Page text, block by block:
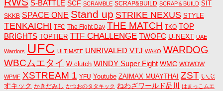
S-BATTLE SCF SCRAMBLE SCRAP&BUILD SCRAP＆BUILD SIT
SKKB SPACE ONE Stand up STRIKE NEXUS STYLE
TENKAICHI TFC The Fight Day THE MATCH TKO TOP
BRIGHTS TOPTIER TTF CHALLENGE TWOFC U-NEXT UAE
Warriors UFC ULTIMATE UNRIVALED VTJ WAKO WARDOG
WBCムエタイ W clutch WINDY Super Fight WMC WOWOW
WPMF XSTREAM 1 YFU Youtube ZAIMAX MUAYTHAI ZST いぶ
すキック かきだみし かつおのタタキック ねわざワールド品川 はまっこムエ